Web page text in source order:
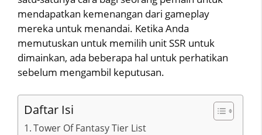
mendapatkan kemenangan dari gameplay
mereka untuk menandai. Ketika Anda
memutuskan untuk memilih unit SSR untuk
dimainkan, ada beberapa hal untuk perhatikan
sebelum mengambil keputusan.
Daftar Isi
Tower Of Fantasy Tier List